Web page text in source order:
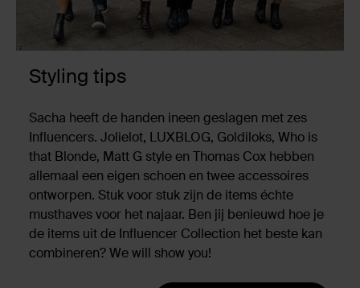
Styling tips
Sacha heeft de handen ineen geslagen met zes
Influencers. Jolielot, LUXBLOG, Goldiloks, Who is
that Blonde, Matt G style en Thomas Cox hebben
allemaal een eigen schoen en twee accessoires
ontworpen. Stuk voor stuk zijn de items échte
musthaves voor het najaar. Ben jij benieuwd hoe je
de items uit de Influencer Collection het beste kan
combineren? We will show you!